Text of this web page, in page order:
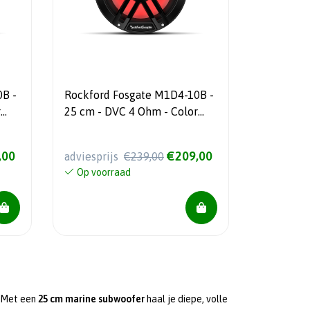
-
Rockford Fosgate M1D4-10B -
25 cm - DVC 4 Ohm - Color
adviesprijs €239,00 €209,00
Op voorraad
een 25 cm marine subwoofer haal je diepe, volle